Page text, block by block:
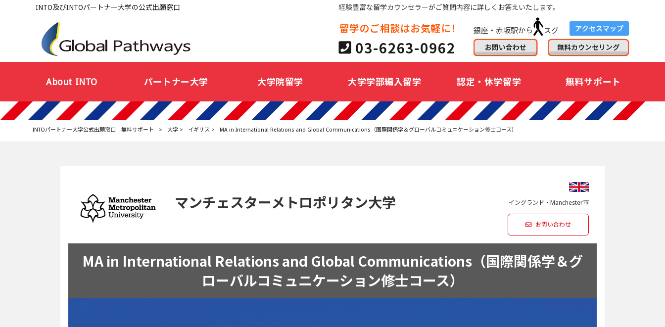
INTO及びINTOパートナー大学の公式出願窓口 経験豊富な留学カウンセラーがご質問内容に詳しくお答えいたします。
銀座・赤坂駅から スグ
About INTO パートナー大学 大学院留学 大学学部編入留学 認定・休学留学 無料サポート
INTOパートナー大学公式出願窓口 無料サポート > 大学> イギリス > MA in International Relations and Global Communications（国際関係学＆グローバルコミュニケーション修士コース）
マンチェスターメトロポリタン大学 イングランド・Manchester市
お問い合わせ
MA in International Relations and Global Communications（国際関係学＆グ
ローバルコミュニケーション修士コース）